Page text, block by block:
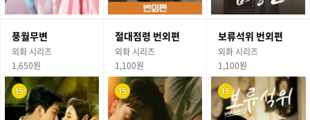
풍월무변
외화 시리즈
1,650원
절대점령 번외편
외화 시리즈
1,100원
보류석위 번외편
외화 시리즈
1,100원